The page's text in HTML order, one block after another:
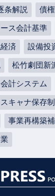
条解説 債
ス会計基準
済 設備投
松竹劇団新
会計システム
スキャナ保存
事業再構築